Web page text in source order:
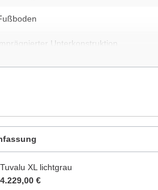
Unterkonstruktion
Montage möglich (nur beim
vor Witterungseinflüssen und
mm starken Dachbrettern
aus 18 mm starken Fußbodenbrettern
Tuvalu XL lichtgrau
4.229,00 €